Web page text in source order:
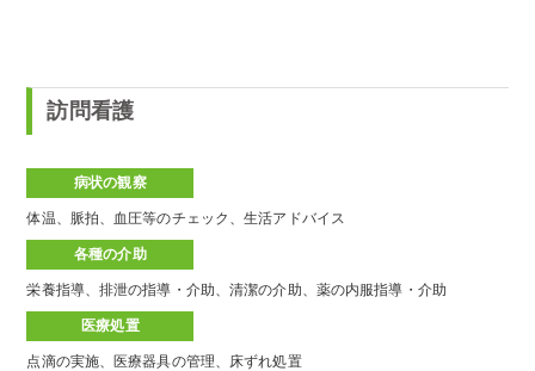
訪問看護
病状の観察
体温、脈拍、血圧等のチェック、生活アドバイス
各種の介助
栄養指導、排泄の指導・介助、清潔の介助、薬の内服指導・介助
医療処置
点滴の実施、医療器具の管理、床ずれ処置